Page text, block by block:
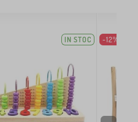
IN STOC -12%